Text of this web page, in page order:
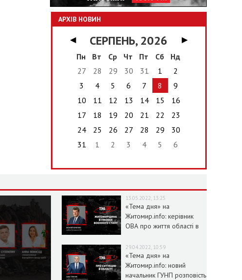
АРХІВ НОВИН
◀ СЕРПЕНЬ, 2026
▶
Пн
Вт Ср Чт Пт Сб
Нд
27
28 29 30 31 1
2
3
4 5 6 7 8
9
10
11 12 13 14 15
16
17
18 19 20 21 22
23
24
25 26 27 28 29
30
31
1 2 3 4 5 6
13.05.2022, 13:25
«Тема дня» на
Житомир.info: керівник
ОВА про життя області в
29.04.2022, 10:59
«Тема дня» на
Житомир.info: новий
начальник ГУНП розповість